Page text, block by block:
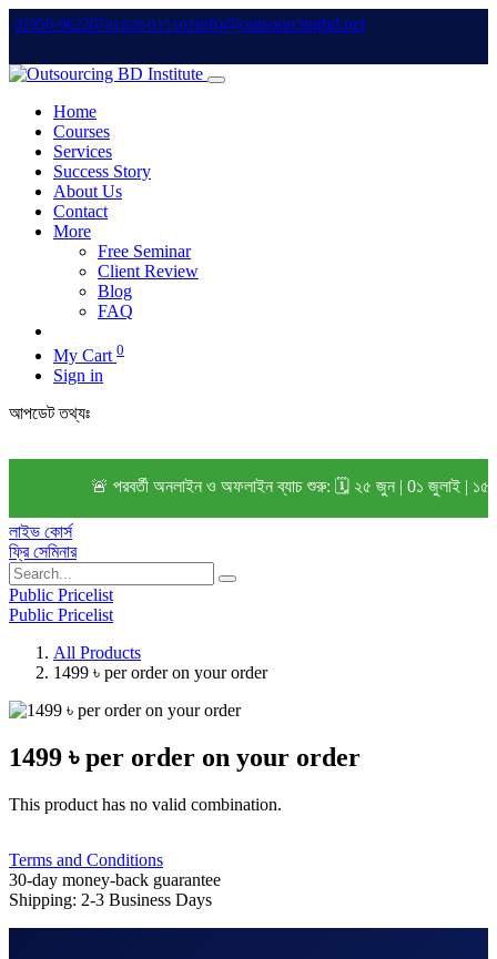
01950-96220701828-015102info@outsourcingbd.net
Home
Courses
Services
Success Story
About Us
Contact
More
Free Seminar
Client Review
Blog
FAQ
My Cart 0
Sign in
আপডেট তথ্যঃ
🚨 পরবর্তী অনলাইন ও অফলাইন ব্যাচ শুরু: 🗓️ ২৫ জুন | 0১ জুলাই | ১৫
লাইভ কোর্স
ফ্রি সেমিনার
Public Pricelist
Public Pricelist
All Products
1499 ৳ per order on your order
1499 ৳ per order on your order
This product has no valid combination.
Terms and Conditions
30-day money-back guarantee
Shipping: 2-3 Business Days